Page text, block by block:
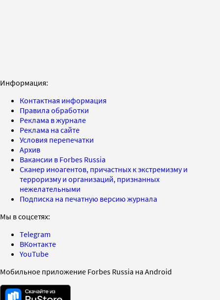
Информация:
Контактная информация
Правила обработки
Реклама в журнале
Реклама на сайте
Условия перепечатки
Архив
Вакансии в Forbes Russia
Сканер иноагентов, причастных к экстремизму и
терроризму и организаций, признанных
нежелательными
Подписка на печатную версию журнала
Мы в соцсетях:
Telegram
ВКонтакте
YouTube
Мобильное приложение Forbes Russia на Android